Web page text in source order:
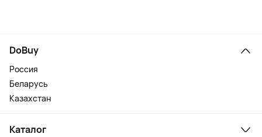
DoBuy
Россия
Беларусь
Казахстан
Каталог